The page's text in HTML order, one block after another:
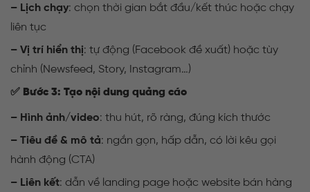
– Lịch chạy: chọn thời gian bắt đầu/kết thúc hoặc chạy
liên tục
– Vị trí hiển thị: tự động (Facebook đề xuất) hoặc tùy
chỉnh (Newsfeed, Story, Instagram…)
✅ Bước 3: Tạo nội dung quảng cáo
– Hình ảnh/video: thu hút, rõ ràng, đúng kích thước
– Tiêu đề & mô tả: ngắn gọn, hấp dẫn, có lời kêu gọi
hành động (CTA)
– Liên kết: dẫn về landing page hoặc website bán hàng